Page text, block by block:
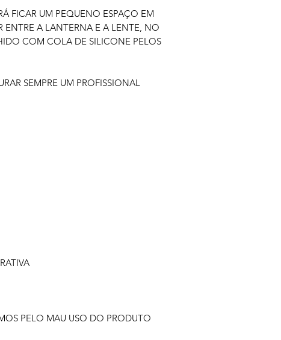
FICAR UM PEQUENO ESPAÇO EM
ENTRE A LANTERNA E A LENTE, NO
COM COLA DE SILICONE PELOS
SEMPRE UM PROFISSIONAL
PELO MAU USO DO PRODUTO